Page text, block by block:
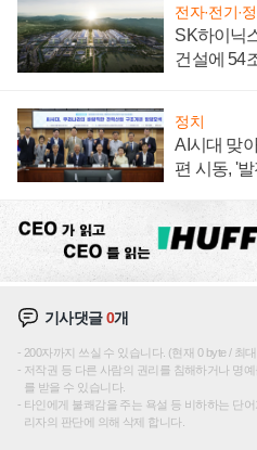
전자·전기·
SK하이닉
건설에 54
정치
AI시대 맞
편 시동, '
기사댓글0개
200자까지 쓰실 수 있습니다. (현재 0 byte / 최
저작권 등 다른 사람의 권리를 침해하거나 명
를 받을 수 있습니다.
타인에게 불쾌감을 주는 욕설 등 비하하는 단
리자의 판단에 의해 삭제 합니다.